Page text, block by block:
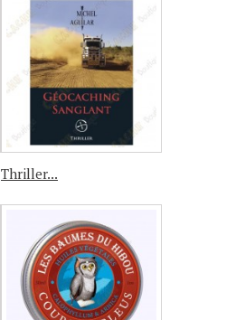
Thriller...